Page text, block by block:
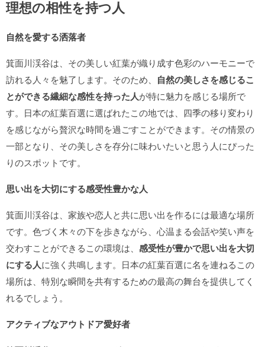
理想の相性を持つ人
自然を愛する洒落者
箕面川渓谷は、その美しい紅葉が織り成す色彩のハーモニーで
訪れる人々を魅了します。そのため、 自然の美しさを感じるこ
とができる繊細な感性を持った人が特に魅力を感じる場所で
す。日本の紅葉百選に選ばれたこの地では、四季の移り変わり
を感じながら贅沢な時間を過ごすことができます。その情景の
一部となり、その美しさを存分に味わいたいと思う人にぴった
りのスポットです。
思い出を大切にする感受性豊かな人
箕面川渓谷は、家族や恋人と共に思い出を作るには最適な場所
です。色づく木々の下を歩きながら、心温まる会話や笑い声を
交わすことができるこの環境は、 感受性が豊かで思い出を大切
にする人に強く共鳴します。日本の紅葉百選に名を連ねるこの
場所は、特別な瞬間を共有するための最高の舞台を提供してく
れるでしょう。
アクティブなアウトドア愛好者